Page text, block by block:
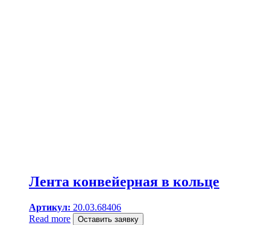
Лента конвейерная в кольце
Артикул: 20.03.68406
Read more
Оставить заявку